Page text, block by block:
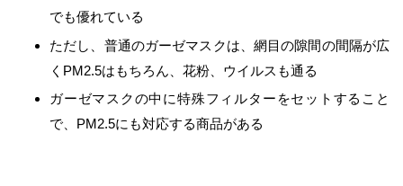
でも優れている
ただし、普通のガーゼマスクは、網目の隙間の間隔が広
くPM2.5はもちろん、花粉、ウイルスも通る
ガーゼマスクの中に特殊フィルターをセットすること
で、PM2.5にも対応する商品がある